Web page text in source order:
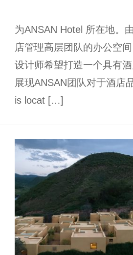
为ANSAN Hotel 所在地。
店管理高层团队的办公空
设计师希望打造一个具有
展现ANSAN团队对于酒店
is locat […]